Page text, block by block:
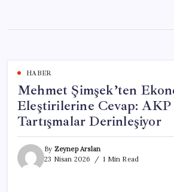
content
HABER
Mehmet Şimşek’ten
Eleştirilerine Cevap:
Tartışmalar Derinleşiyor
By Zeynep Arslan
23 Nisan 2026
1 Min Read